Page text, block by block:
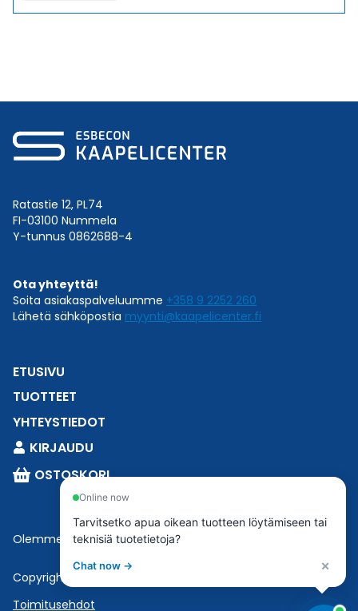
Ratastie 12, PL74
FI-03100 Nummela
Y-tunnus 0862688-4
Ota yhteyttä!
Soita asiakaspalveluumme +358 9 2252 260
Lähetä sähköpostia myynti@kaapelicenter.fi
ETUSIVU
TUOTTEET
YHTEYSTIEDOT
KIRJAUDU
OSTOSKORI
Olemme osaEsbeconia.
Copyright © 2023 Esbecon | All Rights Reserved
Toimitusehdot
Online now
Tarvitsetko apua oikean tuotteen löytämiseen tai
teknisiä tuotetietoja?
Chat now → ×